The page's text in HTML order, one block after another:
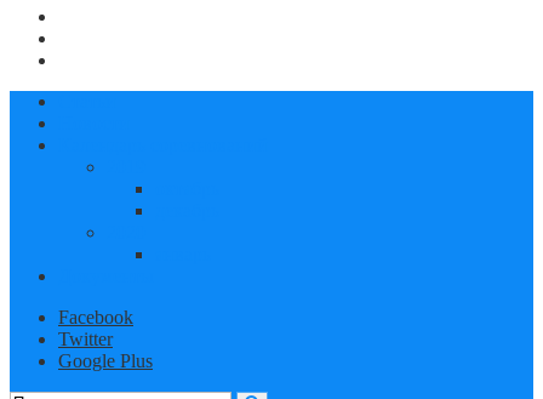
Facebook
Twitter
Google Plus